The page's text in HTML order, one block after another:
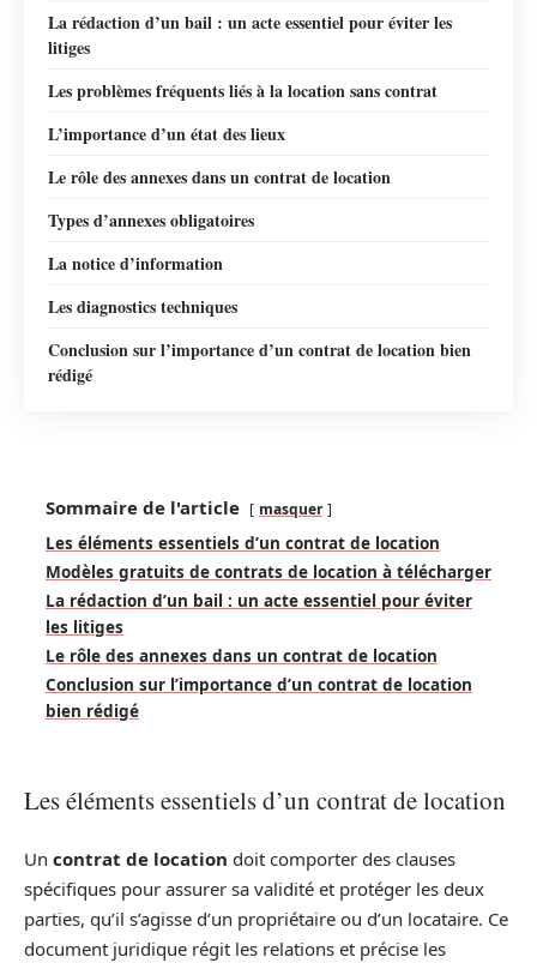
La rédaction d’un bail : un acte essentiel pour éviter les
litiges
Les problèmes fréquents liés à la location sans contrat
L’importance d’un état des lieux
Le rôle des annexes dans un contrat de location
Types d’annexes obligatoires
La notice d’information
Les diagnostics techniques
Conclusion sur l’importance d’un contrat de location bien
rédigé
Sommaire de l'article masquer
Les éléments essentiels d’un contrat de location
Modèles gratuits de contrats de location à télécharger
La rédaction d’un bail : un acte essentiel pour éviter
les litiges
Le rôle des annexes dans un contrat de location
Conclusion sur l’importance d’un contrat de location
bien rédigé
Les éléments essentiels d’un contrat de location
Un contrat de location doit comporter des clauses
spécifiques pour assurer sa validité et protéger les deux
parties, qu’il s’agisse d’un propriétaire ou d’un locataire. Ce
document juridique régit les relations et précise les